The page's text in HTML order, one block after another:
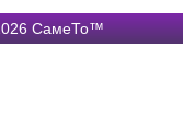
СамеТо™